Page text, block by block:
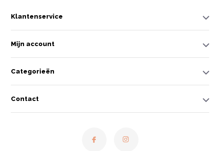
Klantenservice
Mijn account
Categorieën
Contact